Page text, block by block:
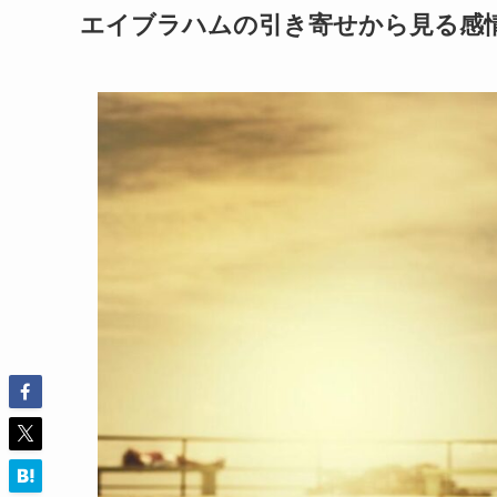
エイブラハムの引き寄せから見る感